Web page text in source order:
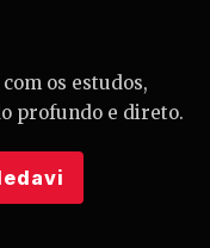
os estudos,
profundo e direto.